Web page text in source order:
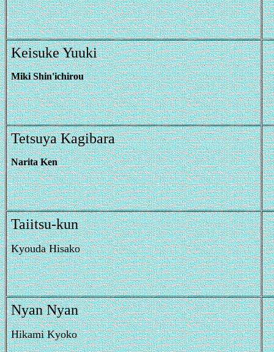
Keisuke Yuuki
Miki Shin'ichirou
Tetsuya Kagibara
Narita Ken
Taiitsu-kun
Kyouda Hisako
Nyan Nyan
Hikami Kyoko